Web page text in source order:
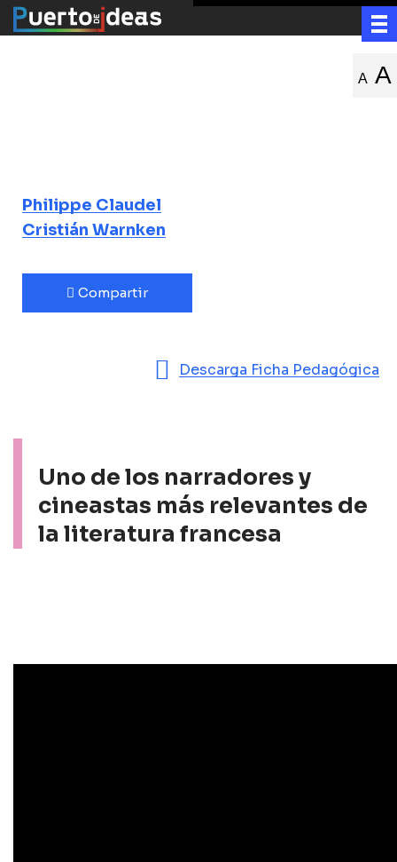
A A
Philippe Claudel
Cristián Warnken
Compartir
Descarga Ficha Pedagógica
Uno de los narradores y
cineastas más relevantes de
la literatura francesa